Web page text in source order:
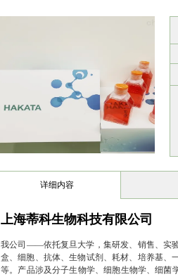
详细内容
上海蒂科生物科技有限公司
我公司——依托复旦大学，集研发、销售、实
盒、细胞、抗体、生物试剂、耗材、培养基、
等。产品涉及分子生物学、细胞生物学、细菌